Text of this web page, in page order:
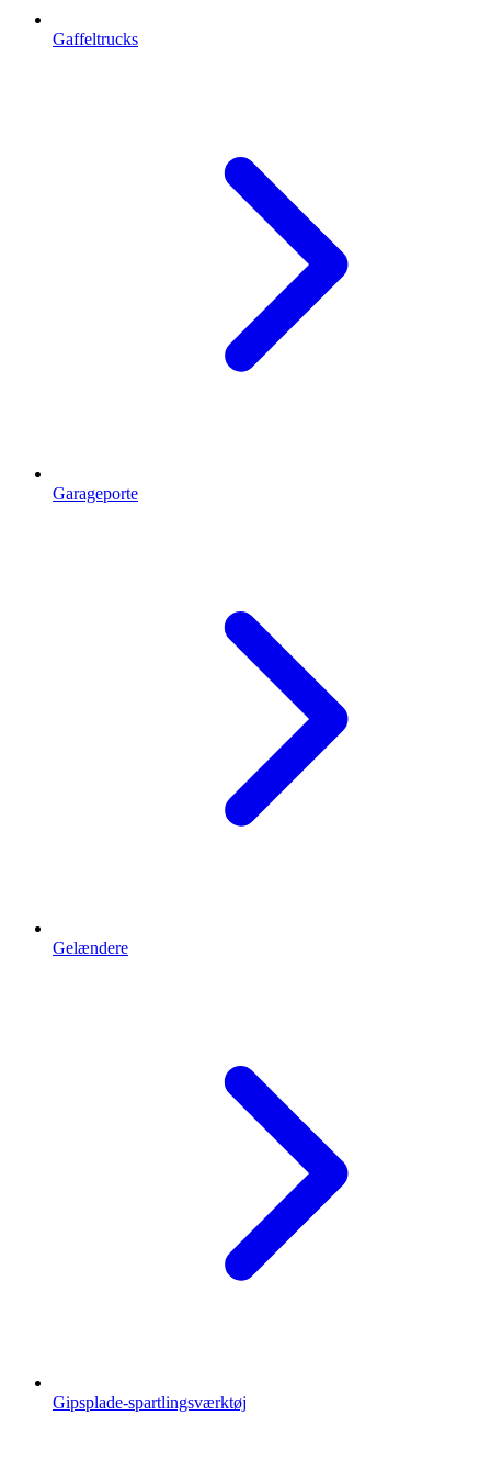
Gaffeltrucks
Garageporte
Gelændere
Gipsplade-spartlingsværktøj